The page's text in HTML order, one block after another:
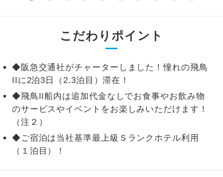
こだわりポイント
◆阪急交通社がチャーターしました！憧れの飛鳥
IIに2泊3日（2.3泊目）滞在！
◆飛鳥II船内は追加代金なしでお食事やお飲み物
のサービスやイベントをお楽しみいただけます！
（注２）
◆ご宿泊は当社基準最上級Ｓランクホテル利用
（１泊目）！
だけます。
ホン
をじっくり聞くことができます。
1名様催行
1名様から出発可能な個人型プランで
す。
2名様催行
す。
おひとり様参
スです。